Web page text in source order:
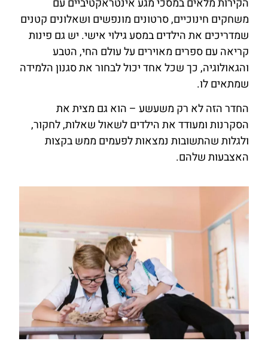
הקירות מלאים במסכי מגע אינטראקטיביים עם
משחקים חינוכיים, סרטונים מונפשים ושאלונים קטנים
שמדריכים את הילדים במסע גילוי אישי. יש גם פינות
קריאה עם ספרים מאוירים על עולם החי, הטבע
והגאולוגיה, כך שכל אחד יכול לבחור את סגנון הלמידה
שמתאים לו.
החדר הזה לא רק משעשע – הוא גם מצית את
הסקרנות ומעודד את הילדים לשאול שאלות, לחקור,
ולגלות שהתשובות נמצאות לפעמים ממש בקצות
האצבעות שלהם.